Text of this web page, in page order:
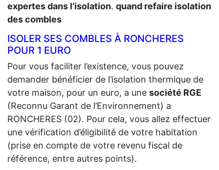
expertes dans l’isolation. quand refaire isolation
des combles
ISOLER SES COMBLES À RONCHERES
POUR 1 EURO
Pour vous faciliter l’existence, vous pouvez
demander bénéficier de l’isolation thermique de
votre maison, pour un euro, a une société RGE
(Reconnu Garant de l’Environnement) a
RONCHERES (02). Pour cela, vous allez effectuer
une vérification d’éligibilité de votre habitation
(prise en compte de votre revenu fiscal de
référence, entre autres points).